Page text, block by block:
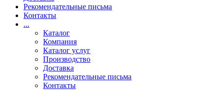
Рекомендательные письма
Контакты
...
Каталог
Компания
Каталог услуг
Производство
Доставка
Рекомендательные письма
Контакты